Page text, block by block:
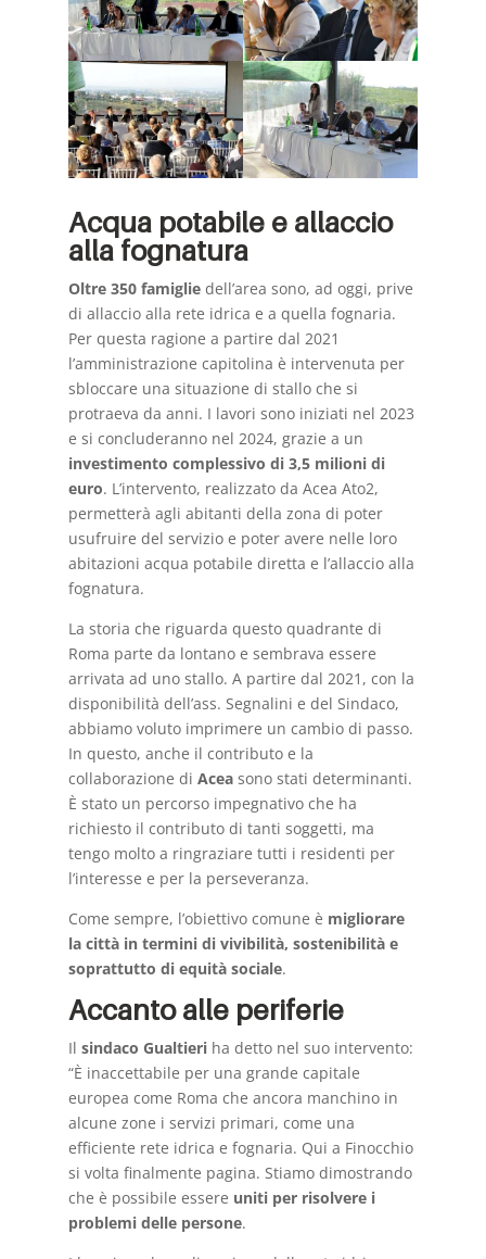
Acqua potabile e allaccio
alla fognatura
Oltre 350 famigliedell’area sono, ad oggi, prive
di allaccio alla rete idrica e a quella fognaria.
Per questa ragione a partire dal 2021
l’amministrazione capitolina è intervenuta per
sbloccare una situazione di stallo che si
protraeva da anni. I lavori sono iniziati nel 2023
e si concluderanno nel 2024, grazie a un
investimento complessivo di 3,5 milioni di
euro. L’intervento, realizzato da Acea Ato2,
permetterà agli abitanti della zona di poter
usufruire del servizio e poter avere nelle loro
abitazioni acqua potabile diretta e l’allaccio alla
fognatura.
La storia che riguarda questo quadrante di
Roma parte da lontano e sembrava essere
arrivata ad uno stallo. A partire dal 2021, con la
disponibilità dell’ass. Segnalini e del Sindaco,
abbiamo voluto imprimere un cambio di passo.
In questo, anche il contributo e la
collaborazione di Aceasono stati determinanti.
È stato un percorso impegnativo che ha
richiesto il contributo di tanti soggetti, ma
tengo molto a ringraziare tutti i residenti per
l’interesse e per la perseveranza.
Come sempre, l’obiettivo comune è migliorare
la città in termini di vivibilità, sostenibilità e
soprattutto di equità sociale.
Accanto alle periferie
Il sindaco Gualtieriha detto nel suo intervento:
“È inaccettabile per una grande capitale
europea come Roma che ancora manchino in
alcune zone i servizi primari, come una
efficiente rete idrica e fognaria. Qui a Finocchio
si volta finalmente pagina. Stiamo dimostrando
che è possibile essere uniti per risolvere i
problemi delle persone.